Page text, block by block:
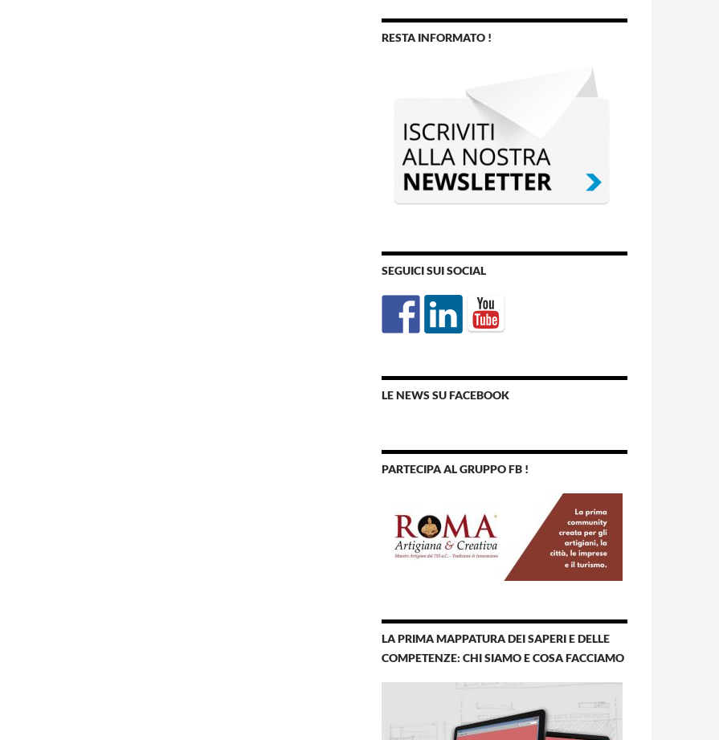
RESTA INFORMATO !
SEGUICI SUI SOCIAL
LE NEWS SU FACEBOOK
PARTECIPA AL GRUPPO FB !
LA PRIMA MAPPATURA DEI SAPERI E DELLE
COMPETENZE: CHI SIAMO E COSA FACCIAMO